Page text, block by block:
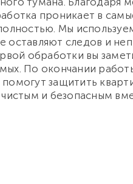
проникает в
Мы
следов и
обработки вы
По окончании
защитить
и безопасным